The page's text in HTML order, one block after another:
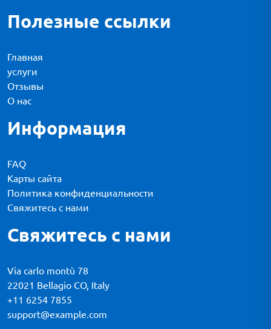
Полезные ссылки
Главная
услуги
Отзывы
О нас
Информация
FAQ
Карты сайта
Политика конфиденциальности
Свяжитесь с нами
Свяжитесь с нами
Via carlo montù 78
22021 Bellagio CO, Italy
+11 6254 7855
support@example.com